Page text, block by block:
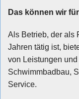
Kontakt
Impressum /
Das können wir
Als Betrieb, der als
Jahren tätig ist,
von Leistungen
Schwimmbadbau,
Service.